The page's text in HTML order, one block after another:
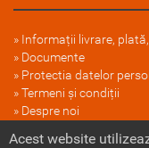
Informații livrare,
Documente
Protectia datelor
Termeni și condiții
Despre noi
Acest website